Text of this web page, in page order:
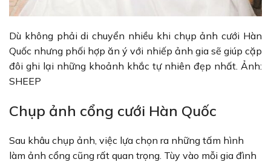
Dù không phải di chuyển nhiều khi chụp ảnh cưới Hàn
Quốc nhưng phối hợp ăn ý với nhiếp ảnh gia sẽ giúp cặp
đôi ghi lại những khoảnh khắc tự nhiên đẹp nhất. Ảnh:
SHEEP
Chụp ảnh cổng cưới Hàn Quốc
Sau khâu chụp ảnh, việc lựa chọn ra những tấm hình
làm ảnh cổng cũng rất quan trọng. Tùy vào mỗi gia đình